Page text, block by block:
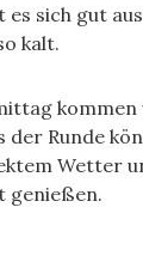
es sich gut
kalt.
der Runde
Wetter
genießen.